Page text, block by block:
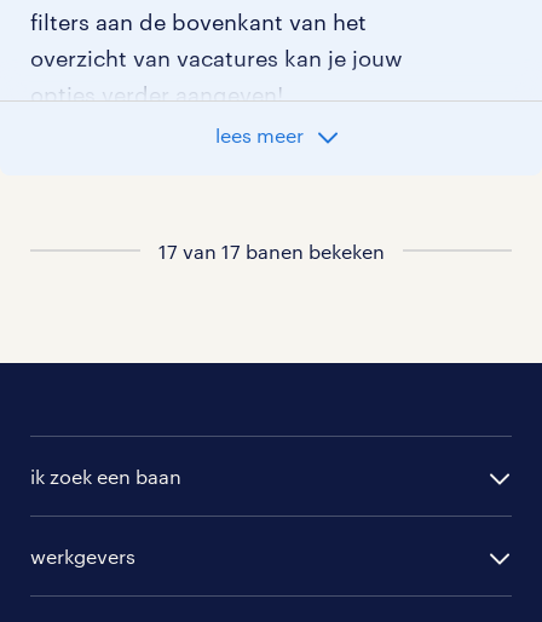
filters aan de bovenkant van het
overzicht van vacatures kan je jouw
opties verder aangeven!
lees meer
17 van 17 banen bekeken
ik zoek een baan
werkgevers